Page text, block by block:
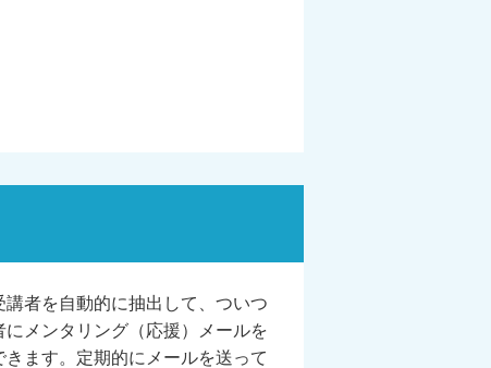
者を自動的に抽出して、ついつ
メンタリング（応援）メールを
ます。定期的にメールを送って